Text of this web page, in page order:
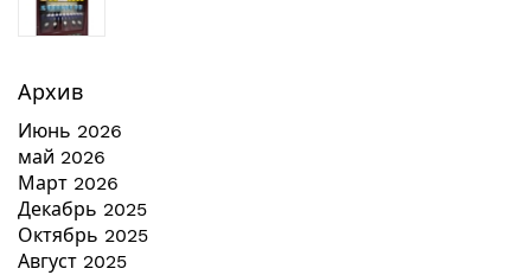
Архив
Июнь 2026
май 2026
Март 2026
Декабрь 2025
Октябрь 2025
Август 2025